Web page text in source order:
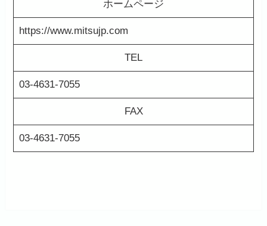
ホームページ
https://www.mitsujp.com
TEL
03-4631-7055
FAX
03-4631-7055